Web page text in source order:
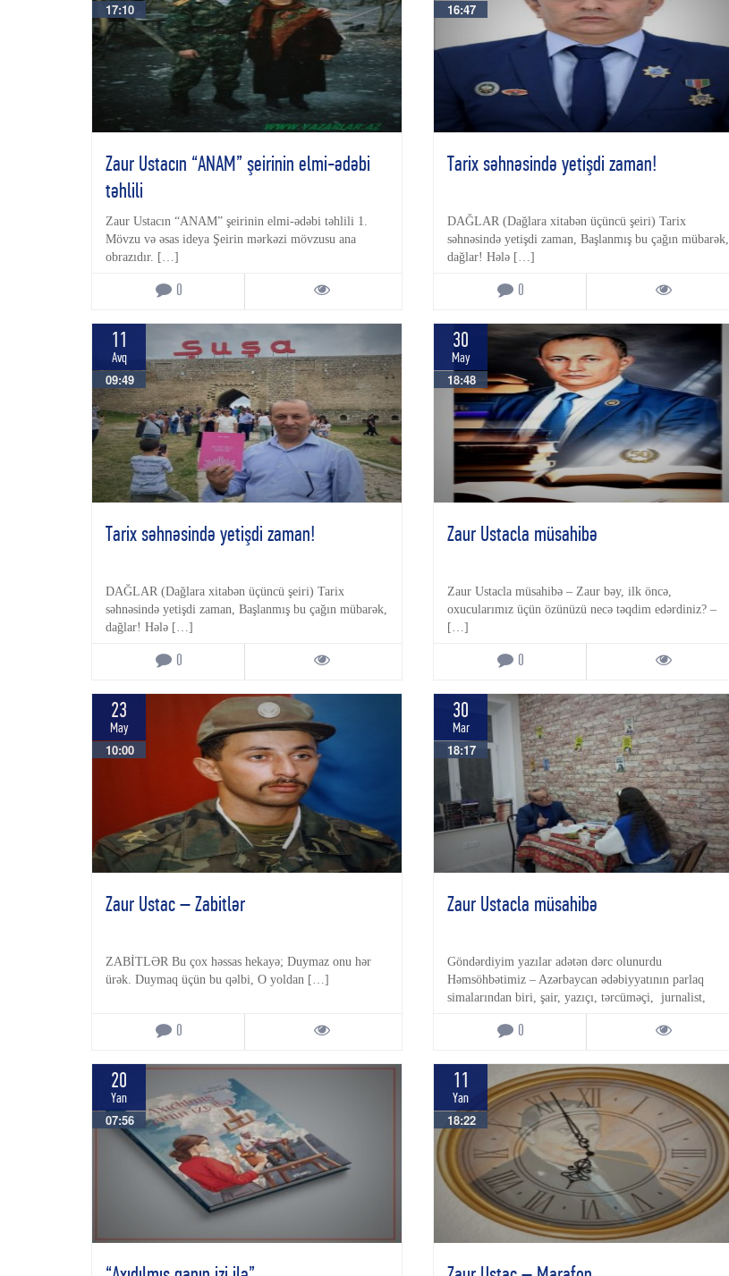
17:10
Zaur Ustacın “ANAM” şeirinin elmi-ədəbi
təhlili
Zaur Ustacın “ANAM” şeirinin elmi-ədəbi təhlili 1.
Mövzu və əsas ideya Şeirin mərkəzi mövzusu ana
obrazıdır. […]
0
16:47
Tarix səhnəsində yetişdi zaman!
DAĞLAR (Dağlara xitabən üçüncü şeiri) Tarix
səhnəsində yetişdi zaman, Başlanmış bu çağın mübarək,
dağlar! Hələ […]
0
11
Avq
09:49
Tarix səhnəsində yetişdi zaman!
DAĞLAR (Dağlara xitabən üçüncü şeiri) Tarix
səhnəsində yetişdi zaman, Başlanmış bu çağın mübarək,
dağlar! Hələ […]
0
30
May
18:48
Zaur Ustacla müsahibə
Zaur Ustacla müsahibə – Zaur bəy, ilk öncə,
oxucularımız üçün özünüzü necə təqdim edərdiniz? –
[…]
0
23
May
10:00
Zaur Ustac – Zabitlər
ZABİTLƏR Bu çox həssas hekayə; Duymaz onu hər
ürək. Duymaq üçün bu qəlbi, O yoldan […]
0
30
Mar
18:17
Zaur Ustacla müsahibə
Göndərdiyim yazılar adətən dərc olunurdu
Həmsöhbətimiz – Azərbaycan ədəbiyyatının parlaq
simalarından biri, şair, yazıçı, tərcüməçi, jurnalist,
0
20
Yan
07:56
11
Yan
18:22